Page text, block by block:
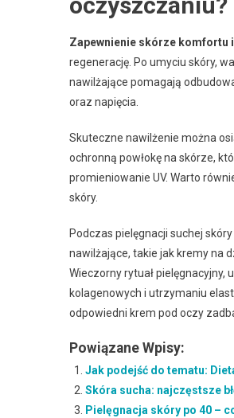
Zapewnienie skórze komfortu
regenerację. Po umyciu skóry,
nawilżające pomagają
oraz napięcia.
Skuteczne nawilżenie można
ochronną powłokę na skórze,
promieniowanie UV. Warto
skóry.
Podczas pielęgnacji suchej
nawilżające, takie jak kremy na
Wieczorny rytuał pielęgnacyjny,
kolagenowych i utrzymaniu
odpowiedni krem pod oczy
Powiązane Wpisy:
Jak podejść do tematu:
Skóra sucha: najczęstsze
Pielęgnacja skóry po 40 –